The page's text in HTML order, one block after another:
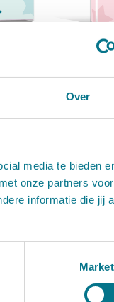
Over
media te bieden
onze partners
informatie die jij